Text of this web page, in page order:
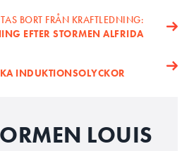
BORT FRÅN KRAFTLEDNING:
EFTER STORMEN ALFRIDA
INDUKTIONSOLYCKOR
LOUIS